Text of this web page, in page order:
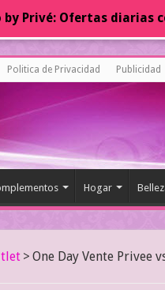
Politica de Privacidad Publicidad
Hogar
> One Day Vente Privee
Privé: Ofertas diarias